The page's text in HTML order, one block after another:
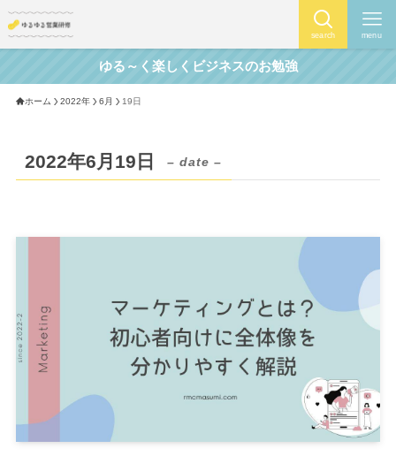
search menu
ゆる～く楽しくビジネスのお勉強
ホーム 2022年 6月 19日
2022年6月19日 – date –